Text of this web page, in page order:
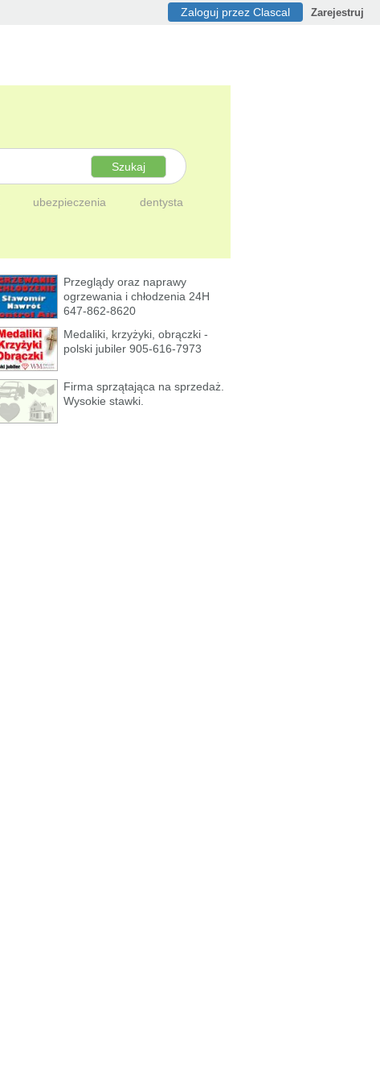
Zaloguj przez Clascal Zarejestruj
Szukaj
ubezpieczenia
dentysta
Przeglądy oraz naprawy
ogrzewania i chłodzenia 24H
647-862-8620
Medaliki, krzyżyki, obrączki -
polski jubiler 905-616-7973
Firma sprzątająca na sprzedaż.
Wysokie stawki.